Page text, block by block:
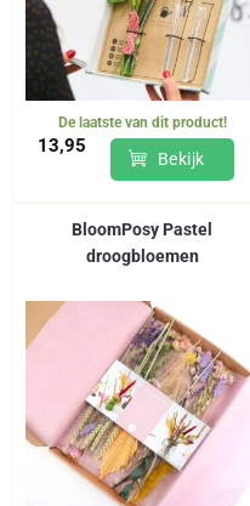
De laatste van dit product!
13,95
Bekijk
BloomPosy Pastel
droogbloemen